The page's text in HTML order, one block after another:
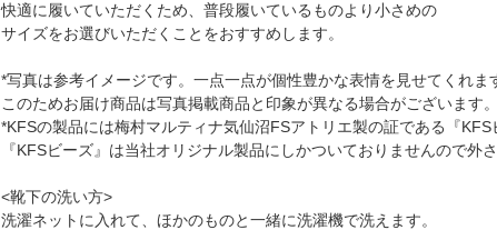
快適に履いていただくため、普段履いているものより小さめの
サイズをお選びいただくことをおすすめします。
*写真は参考イメージです。一点一点が個性豊かな表情を見せてくれま
このためお届け商品は写真掲載商品と印象が異なる場合がございます。
*KFSの製品には梅村マルティナ気仙沼FSアトリエ製の証である『KFS
『KFSビーズ』は当社オリジナル製品にしかついておりませんので外
<靴下の洗い方>
洗濯ネットに入れて、ほかのものと一緒に洗濯機で洗えます。